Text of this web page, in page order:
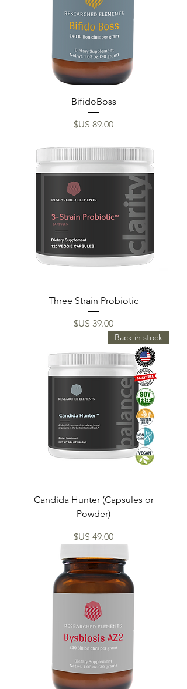
BifidoBoss
السعر
Three Strain Probiotic
السعر
Back in stock
Candida Hunter (Capsules or
Powder)
السعر